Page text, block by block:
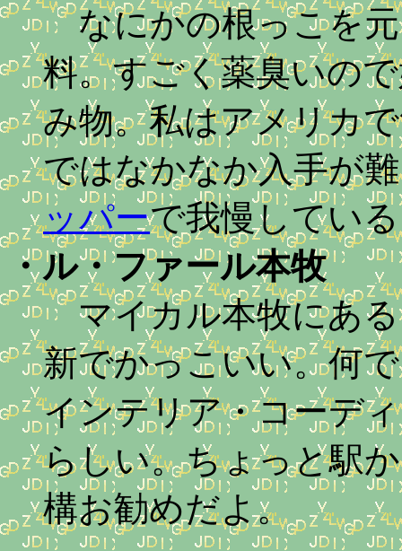
なにかの根っこを元
料。すごく薬臭いの
み物。私はアメリカ
ではなかなか入手が
ッパーで我慢してい
・ル・ファール本牧
マイカル本牧にある
新でかっこいい。何
インテリア・コーデ
らしい。ちょっと駅
構お勧めだよ。